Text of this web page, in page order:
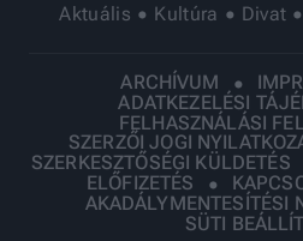
Aktuális
Kultúra Divat
ARCHÍVUM
ADATKEZELÉSI
FELHASZNÁLÁSI
SZERZŐI JOGI
SZERKESZTŐSÉGI KÜLDETÉS
ELŐFIZETÉS
AKADÁLYMENTESÍTÉSI
SÜTI